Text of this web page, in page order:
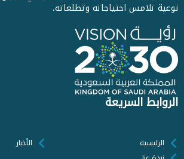
نوعية تلامس احتياجاته وتطلعاته.
الروابط السريعة
الرئيسية
الأخبار